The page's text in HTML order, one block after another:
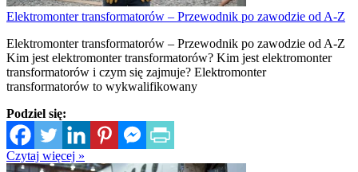
Elektromonter transformatorów – Przewodnik po zawodzie od A-Z
Elektromonter transformatorów – Przewodnik po zawodzie od A-Z
Kim jest elektromonter transformatorów? Kim jest elektromonter
transformatorów i czym się zajmuje? Elektromonter
transformatorów to wykwalifikowany
Podziel się:
Czytaj więcej »